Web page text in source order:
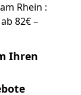
Rhein :
82€ –
Ihren